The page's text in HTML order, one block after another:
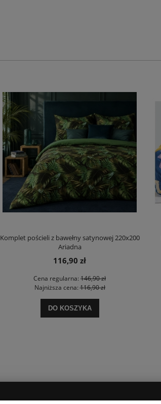
Komplet pościeli z bawełny satynowej 220x200
Ariadna
116,90 zł
Cena regularna: 146,90 zł
Najniższa cena:116,90 zł
DO KOSZYKA